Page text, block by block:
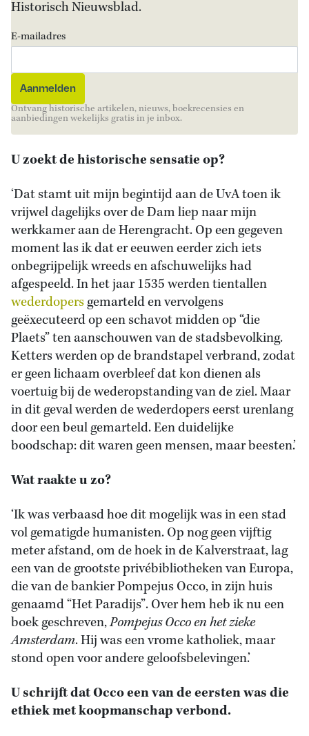
Historisch Nieuwsblad.
E-mailadres
Ontvang historische artikelen, nieuws, boekrecensies en
aanbiedingen wekelijks gratis in je inbox.
U zoekt de historische sensatie op?
‘Dat stamt uit mijn begintijd aan de UvA toen ik
vrijwel dagelijks over de Dam liep naar mijn
werkkamer aan de Herengracht. Op een gegeven
moment las ik dat er eeuwen eerder zich iets
onbegrijpelijk wreeds en afschuwelijks had
afgespeeld. In het jaar 1535 werden tientallen
wederdopersgemarteld en vervolgens
geëxecuteerd op een schavot midden op “die
Plaets” ten aanschouwen van de stadsbevolking.
Ketters werden op de brandstapel verbrand, zodat
er geen lichaam overbleef dat kon dienen als
voertuig bij de wederopstanding van de ziel. Maar
in dit geval werden de wederdopers eerst urenlang
door een beul gemarteld. Een duidelijke
boodschap: dit waren geen mensen, maar beesten.’
Wat raakte u zo?
‘Ik was verbaasd hoe dit mogelijk was in een stad
vol gematigde humanisten. Op nog geen vijftig
meter afstand, om de hoek in de Kalverstraat, lag
een van de grootste privébibliotheken van Europa,
die van de bankier Pompejus Occo, in zijn huis
genaamd “Het Paradijs”. Over hem heb ik nu een
boek geschreven,Pompejus Occo en het zieke
Amsterdam. Hij was een vrome katholiek, maar
stond open voor andere geloofsbelevingen.’
U schrijft dat Occo een van de eersten was die
ethiek met koopmanschap verbond.